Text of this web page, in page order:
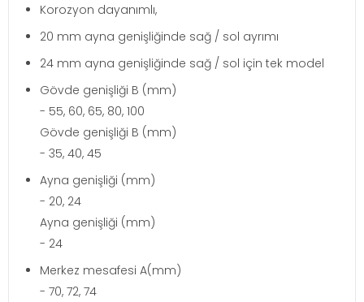
Korozyon dayanımlı,
20 mm ayna genişliğinde sağ / sol ayrımı
24 mm ayna genişliğinde sağ / sol için tek model
Gövde genişliği B (mm)
- 55, 60, 65, 80, 100
Gövde genişliği B (mm)
- 35, 40, 45
Ayna genişliği (mm)
- 20, 24
Ayna genişliği (mm)
- 24
Merkez mesafesi A(mm)
- 70, 72, 74